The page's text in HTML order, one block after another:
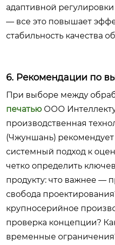
адаптивной
— все это повышает
стабильность качества
6. Рекомендации по
При выборе между
печатью ООО
производственная
(Чжуншань)
системный подход к
четко определить
продукту: что важнее —
свобода
крупносерийное
проверка концепции?
временные